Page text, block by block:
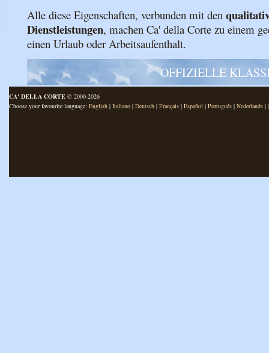
Alle diese Eigenschaften, verbunden mit den
Dienstleistungen, machen Ca' della Corte zu einem
einen Urlaub oder Arbeitsaufenthalt.
OFFIZIELLE
CA' DELLA CORTE © 2000-2026
Choose your favourite language: English | Italiano | Deutsch | Français | Español | Português | Nederlands |